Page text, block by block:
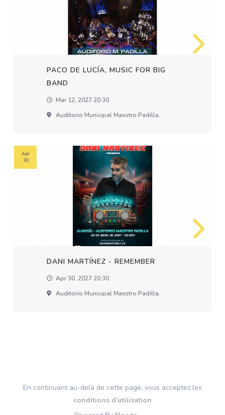
PACO DE LUCÍA, MUSIC FOR BIG
BAND
Mar 12, 2027 20:30
Auditorio Municipal Maestro Padilla.
DANI MARTÍNEZ - REMEMBER
Apr 30, 2027 20:30
Auditorio Municipal Maestro Padilla.
Apr
30
En continuant au-delà de cette page, vous acceptez les
conditions d’utilisation